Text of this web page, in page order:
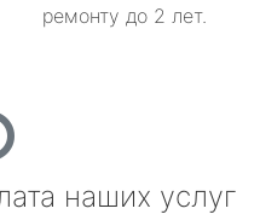
ремонту до 2 лет.
наших услуг